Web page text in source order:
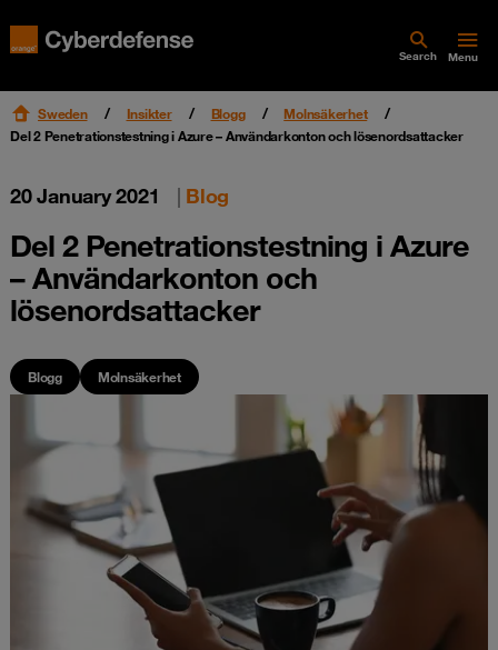
Search Menu
Sweden Insikter Blogg
Molnsäkerhet
Del 2 Penetrationstestning i Azure – Användarkonton och lösenordsattacker
20 January 2021 | Blog
Del 2 Penetrationstestning i Azure
– Användarkonton och
lösenordsattacker
Blogg Molnsäkerhet